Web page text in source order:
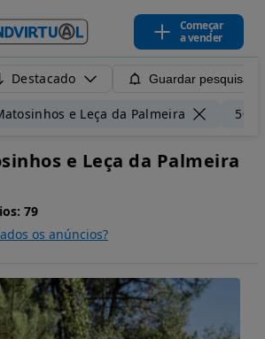
Começar
a vender
Destacado Guardar pesquisa
e Leça da Palmeira 50
e Leça da Palmeira
79
os anúncios?